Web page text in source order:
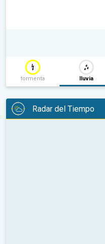
tormenta lluvia
Radar del Tiempo